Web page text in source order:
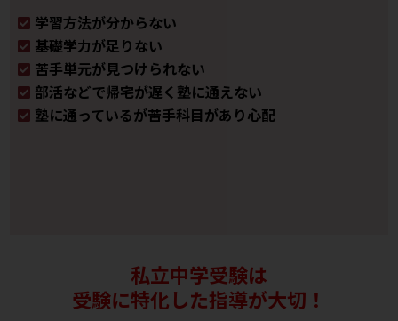
学習方法が分からない
基礎学力が足りない
苦手単元が見つけられない
部活などで帰宅が遅く塾に通えない
塾に通っているが苦手科目があり心配
私立中学受験は
受験に特化した指導が大切！